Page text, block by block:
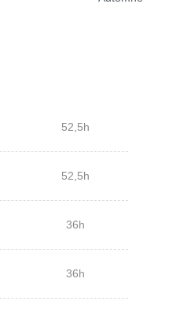
52,5h
52,5h
36h
36h